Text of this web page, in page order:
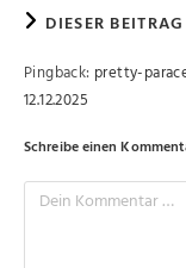
DIESER
Pingback: pretty-
12.12.2025
Schreibe einen